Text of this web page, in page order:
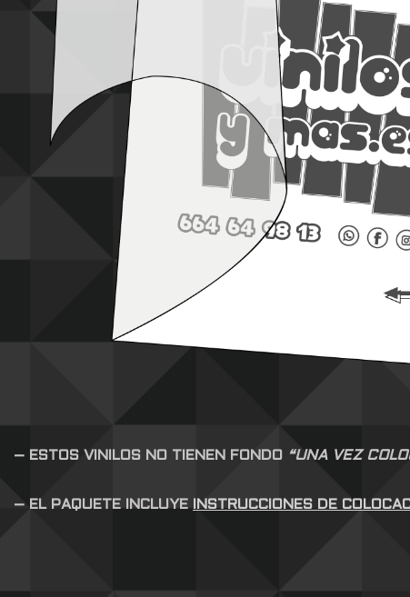
– ESTOS VINILOS NO TIENEN FONDO “UNA VEZ
– EL PAQUETE INCLUYE INSTRUCCIONES DE